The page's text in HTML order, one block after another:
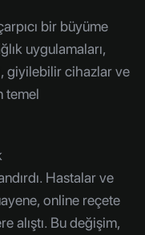
bir büyüme
uygulamaları,
giyilebilir cihazlar ve
temel
Hastalar ve
online reçete
alıştı. Bu değişim,